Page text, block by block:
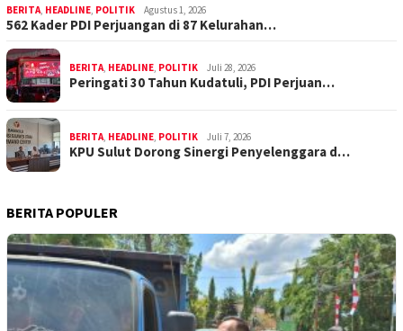
BERITA, HEADLINE, POLITIK Agustus 1, 2026
562 Kader PDI Perjuangan di 87 Kelurahan…
BERITA, HEADLINE, POLITIK Juli 28, 2026
Peringati 30 Tahun Kudatuli, PDI Perjuan…
BERITA, HEADLINE, POLITIK Juli 7, 2026
KPU Sulut Dorong Sinergi Penyelenggara d…
BERITA POPULER